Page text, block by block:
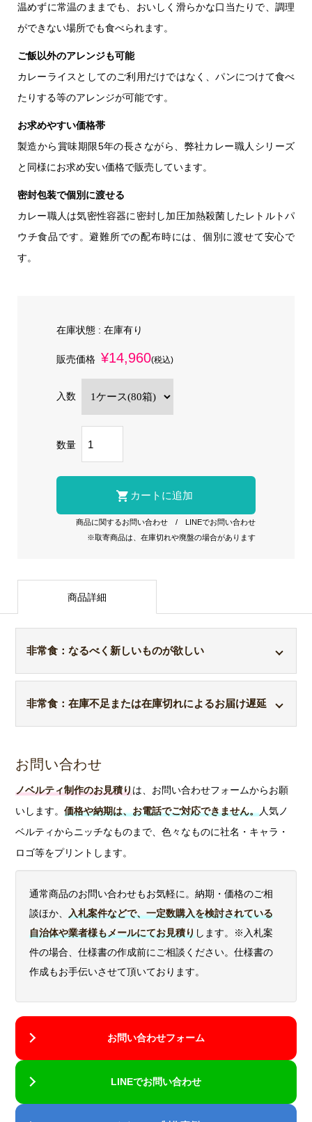
温めずに常温のままでも、おいしく滑らかな口当たりで、調理
ができない場所でも食べられます。
ご飯以外のアレンジも可能
カレーライスとしてのご利用だけではなく、パンにつけて食べ
たりする等のアレンジが可能です。
お求めやすい価格帯
製造から賞味期限5年の長さながら、弊社カレー職人シリーズ
と同様にお求め安い価格で販売しています。
密封包装で個別に渡せる
カレー職人は気密性容器に密封し加圧加熱殺菌したレトルトパ
ウチ食品です。避難所での配布時には、個別に渡せて安心で
す。
在庫状態 : 在庫有り
販売価格 ¥14,960(税込)
入数
数量
商品に関するお問い合わせ /LINEでお問い合わせ
※取寄商品は、在庫切れや廃盤の場合があります
商品詳細
非常食：なるべく新しいものが欲しい
例えば、5年保存可能な非常食であれば、最低5年は保
存しておける製造日の商品を、各メーカーより直送で
お届けしております。当店では、商品に記載されてい
め、お届けに時間がかかったり受注生産になることも
非常食：在庫不足または在庫切れによるお届け遅延
「メーカー側で不足または在庫切れする」ことがござ
います。 万一、お届け日に間に合わない場合は、お客
様へ個別にご連絡しております。予めご了承くださ
い。最新の在庫状況が知りたい場合は、ご注文前にお
問い合わせください。
お問い合わせ
ノベルティ制作のお見積り は、お問い合わせフォームからお願
いします。価格や納期は、お電話でご対応できません。人気ノ
ベルティからニッチなものまで、色々なものに社名・キャラ・
ロゴ等をプリントします。
通常商品のお問い合わせもお気軽に。納期・価格のご相
談ほか、入札案件などで、一定数購入を検討されている
自治体や業者様もメールにてお見積りします。※入札案
件の場合、仕様書の作成前にご相談ください。仕様書の
作成もお手伝いさせて頂いております。
お問い合わせフォーム
LINEでお問い合わせ